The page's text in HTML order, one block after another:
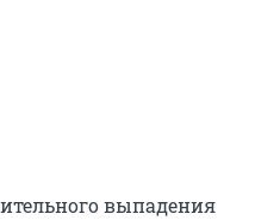
выпадения